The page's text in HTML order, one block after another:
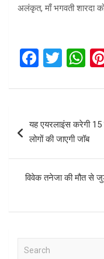
अलंकृत, माँ भगवती शारदा
F
ce
o
k
T
tt
er
W
at
s
A
p
navigation
यह एयरलाइंस करेगी 15
लोगों की जाएगी जॉब
विवेक तनेजा की मौत से